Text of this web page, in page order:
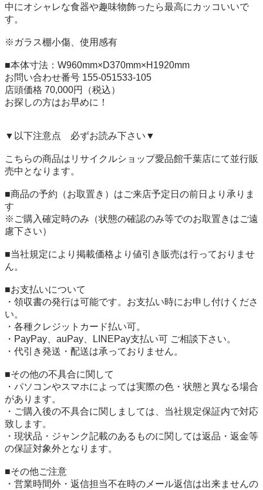
中にオシャレな食器や趣味物飾ったら最高にカッコいいで
す。
※ガラス棚小傷、使用感有
■本体寸法：W960mm×D370mm×H1920mm
お問い合わせ番号 155-051533-105
店頭価格 70,000円（税込）
お探しの方はお早めに！
▼以下注意点　必ずお読み下さい▼
こちらの商品はリサイクルショップ愛品館千葉店にて並行販
売中となります。
■商品の予約（お取置き）はご来店予定日の前日より承りま
す
※ご購入確定時のみ（状態の確認のみ等でのお取置きはご遠
慮下さい）
■当社規定により掲載価格より値引き販売は行っておりませ
ん。
■お支払いについて
・領収書の発行は可能です。お支払い時にお申し付けくださ
い。
・各種クレジットカード払い可。
・PayPay、auPay、LINEPay支払い可 ご相談下さい。
・代引き発送・配送は承っておりません。
■その他の不具合に関して
・パソコンやスマホによっては実際の色・状態と異なる場合
があります。
・ご購入後の不具合に関しましては、当社規定保証内で対応
致します。
・現状品・ジャンク記載のあるものに関しては返品・返金等
の保証対象外となります。
■その他ご注意
・営業時間外・返信担当不在時のメール返信は出来ませんの